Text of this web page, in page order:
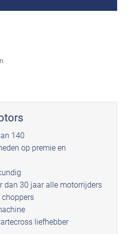
140
op premie en
dan 30 jaar alle motorrijders
liefhebber